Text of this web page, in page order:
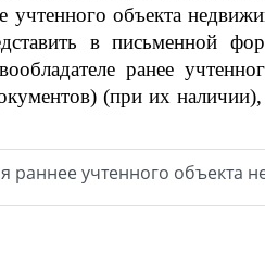
учтенного объекта
в письменной
ранее
(при их
раннее учтенного объекта